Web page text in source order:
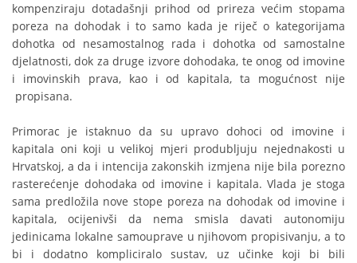
kompenziraju dotadašnji prihod od prireza većim stopama
poreza na dohodak i to samo kada je riječ o kategorijama
dohotka od nesamostalnog rada i dohotka od samostalne
djelatnosti, dok za druge izvore dohodaka, te onog od imovine
i imovinskih prava, kao i od kapitala, ta mogućnost nije
propisana.
Primorac je istaknuo da su upravo dohoci od imovine i
kapitala oni koji u velikoj mjeri produbljuju nejednakosti u
Hrvatskoj, a da i intencija zakonskih izmjena nije bila porezno
rasterećenje dohodaka od imovine i kapitala. Vlada je stoga
sama predložila nove stope poreza na dohodak od imovine i
kapitala, ocijenivši da nema smisla davati autonomiju
jedinicama lokalne samouprave u njihovom propisivanju, a to
bi i dodatno kompliciralo sustav, uz učinke koji bi bili